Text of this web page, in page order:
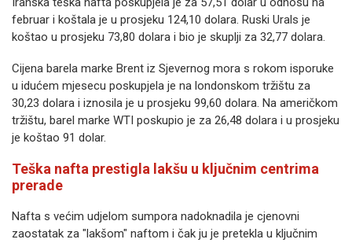
februar i koštala je u prosjeku 124,10 dolara. Ruski Urals je
koštao u prosjeku 73,80 dolara i bio je skuplji za 32,77 dolara.
Cijena barela marke Brent iz Sjevernog mora s rokom isporuke
u idućem mjesecu poskupjela je na londonskom tržištu za
30,23 dolara i iznosila je u prosjeku 99,60 dolara. Na američkom
tržištu, barel marke WTI poskupio je za 26,48 dolara i u prosjeku
je koštao 91 dolar.
Teška nafta prestigla lakšu u ključnim centrima
prerade
Nafta s većim udjelom sumpora nadoknadila je cjenovni
zaostatak za "lakšom" naftom i čak ju je pretekla u ključnim